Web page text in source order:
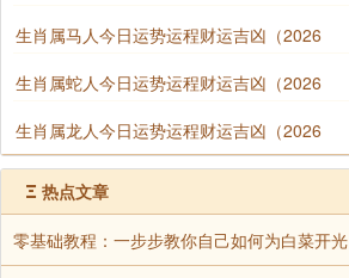
生肖属马人今日运势运程财运吉凶（2026
生肖属蛇人今日运势运程财运吉凶（2026
生肖属龙人今日运势运程财运吉凶（2026
Ξ 热点文章
零基础教程：一步步教你自己如何为白菜开光